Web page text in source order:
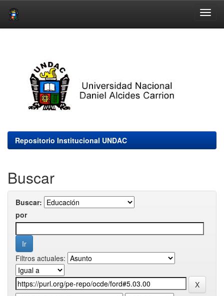
Repositorio Institucional UNDAC
Buscar
Buscar:
por
Filtros actuales: